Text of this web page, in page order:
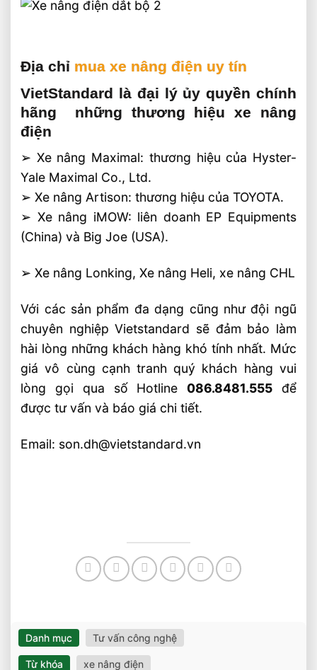
Địa chỉ mua xe nâng điện uy tín
VietStandard là đại lý ủy quyền chính
hãng những thương hiệu xe nâng
điện
➢ Xe nâng Maximal: thương hiệu của Hyster-
Yale Maximal Co., Ltd.
➢ Xe nâng Artison: thương hiệu của TOYOTA.
➢ Xe nâng iMOW: liên doanh EP Equipments
(China) và Big Joe (USA).
➢ Xe nâng Lonking, Xe nâng Heli, xe nâng CHL
Với các sản phẩm đa dạng cũng như đội ngũ
chuyên nghiệp Vietstandard sẽ đảm bảo làm
hài lòng những khách hàng khó tính nhất. Mức
giá vô cùng cạnh tranh quý khách hàng vui
lòng gọi qua số Hotline086.8481.555 để
được tư vấn và báo giá chi tiết.
Email: son.dh@vietstandard.vn
Danh mục Tư vấn công nghệ
Từ khóa xe nâng điện